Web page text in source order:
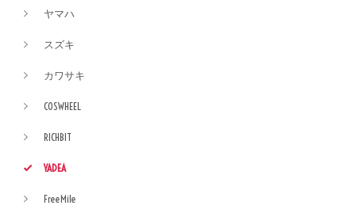
ヤマハ
スズキ
カワサキ
COSWHEEL
RICHBIT
YADEA
FreeMile